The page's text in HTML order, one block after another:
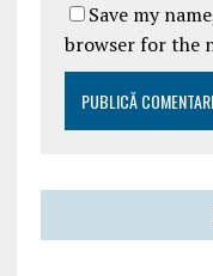
Save my
browser for the